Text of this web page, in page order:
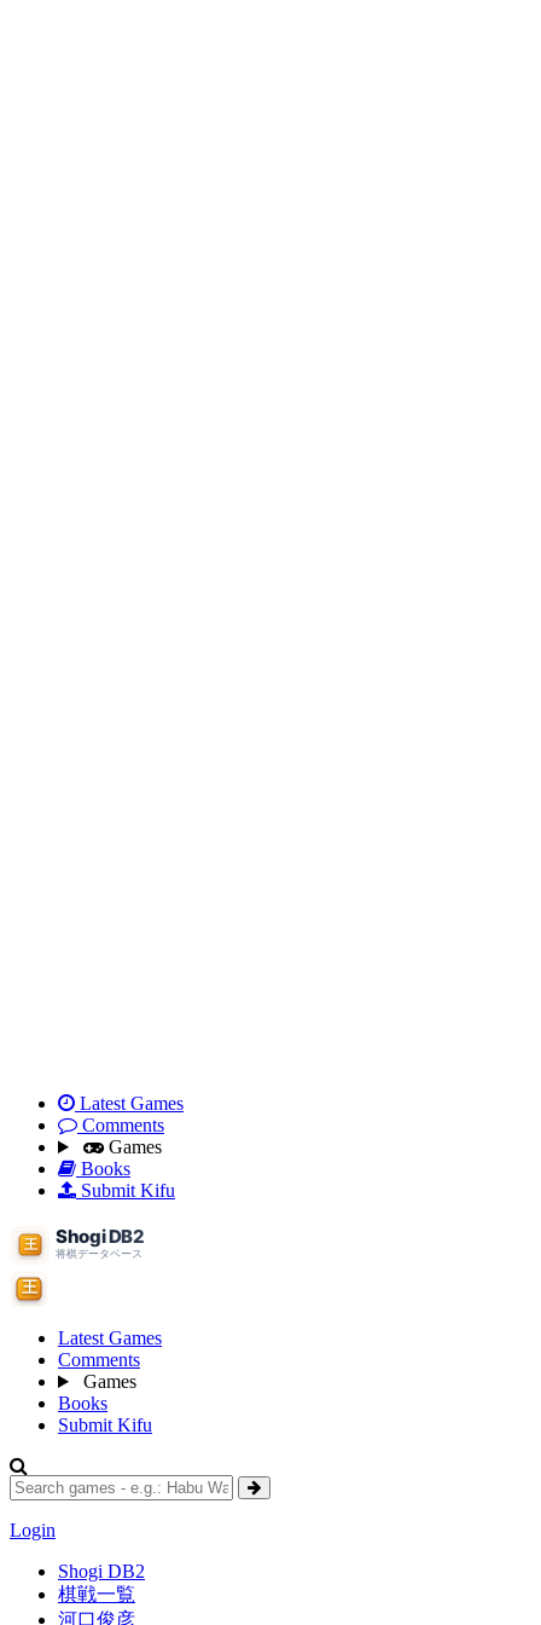
Latest Games
Comments
Games
Books
Submit Kifu
Latest Games
Comments
Games
Books
Submit Kifu
Login
Shogi DB2
棋戦一覧
河口俊彦